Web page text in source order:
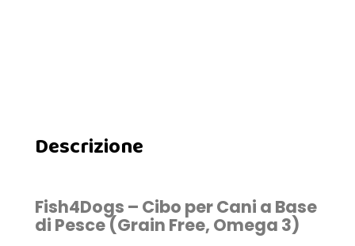
Descrizione
Fish4Dogs – Cibo per Cani a Base
di Pesce (Grain Free, Omega 3)